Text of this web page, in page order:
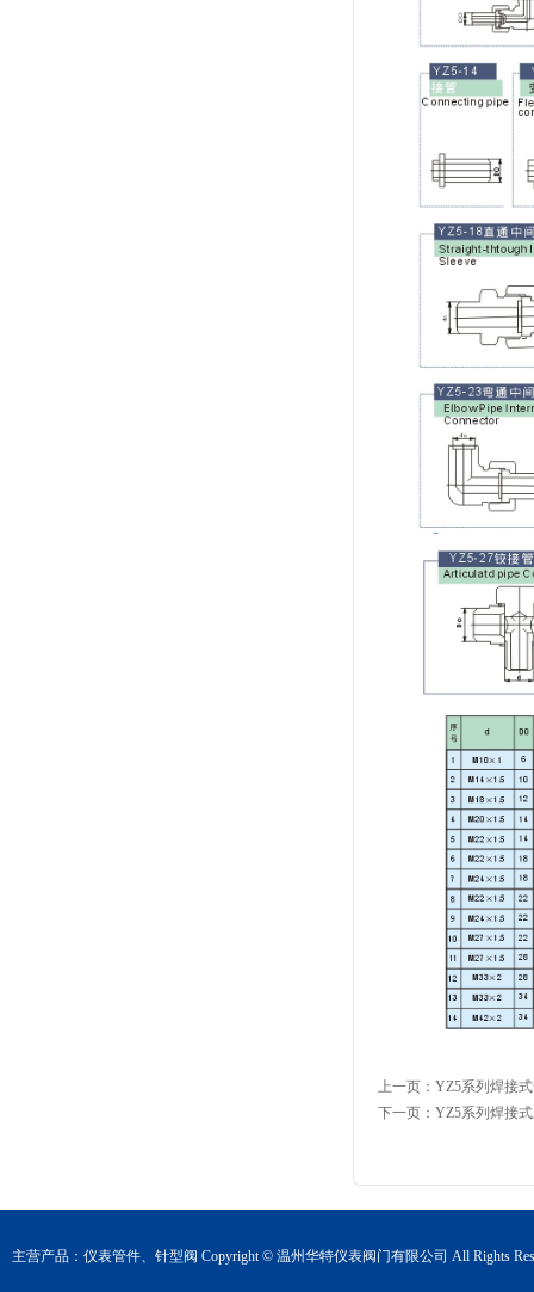
上一页： YZ5系列焊接
下一页： YZ5系列焊接
主营产品： 仪表管件、 针型阀 Copyright © 温州华特仪表阀门有限公司 All Rights